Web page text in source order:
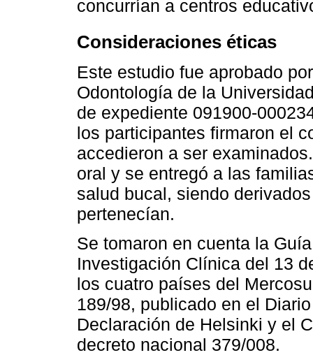
concurrían a centros
Consideraciones éticas
Este estudio fue aprobado
Odontología de la
de expediente 091900-
los participantes firmaron el
accedieron a ser
oral y se entregó a las
salud bucal, siendo
pertenecían.
Se tomaron en cuenta la
Investigación Clínica del 13
los cuatro países del
189/98, publicado en el
Declaración de Helsinki y el
decreto nacional 379/008.